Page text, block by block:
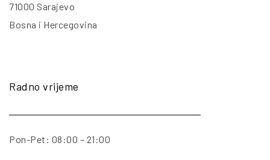
71000 Sarajevo
Bosna i Hercegovina
Radno vrijeme
Pon-Pet: 08:00 – 21:00